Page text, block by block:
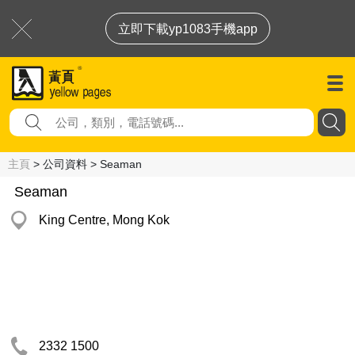
立即下載yp1083手機app
主頁 > 公司資料 > Seaman
Seaman
King Centre, Mong Kok
2332 1500